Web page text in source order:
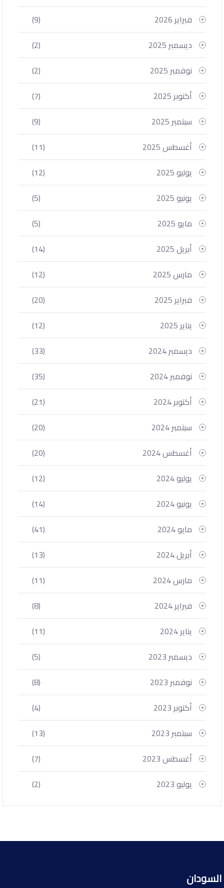
فبراير 2026
(9)
ديسمبر 2025
(2)
نوفمبر 2025
(2)
أكتوبر 2025
(7)
سبتمبر 2025
(9)
أغسطس 2025
(11)
يوليو 2025
(12)
يونيو 2025
(5)
مايو 2025
(5)
أبريل 2025
(14)
مارس 2025
(12)
فبراير 2025
(20)
يناير 2025
(12)
ديسمبر 2024
(33)
نوفمبر 2024
(35)
أكتوبر 2024
(21)
سبتمبر 2024
(20)
أغسطس 2024
(20)
يوليو 2024
(12)
يونيو 2024
(14)
مايو 2024
(41)
أبريل 2024
(13)
مارس 2024
(11)
فبراير 2024
(8)
يناير 2024
(11)
ديسمبر 2023
(5)
نوفمبر 2023
(8)
أكتوبر 2023
(4)
سبتمبر 2023
(13)
أغسطس 2023
(7)
يوليو 2023
(2)
السودان